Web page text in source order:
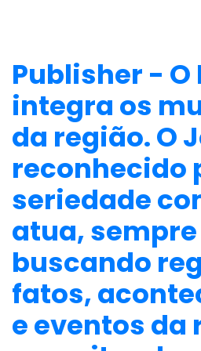
Publisher - O
integra os
da região. O
reconhecido
seriedade
atua, sempre
buscando
fatos,
e eventos da